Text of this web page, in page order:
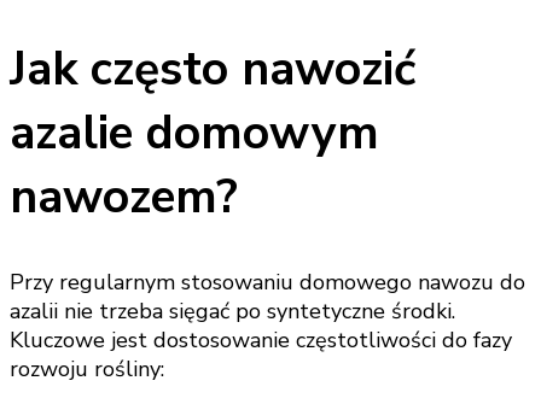
Jak często nawozić
azalie domowym
nawozem?
Przy regularnym stosowaniu domowego nawozu do
azalii nie trzeba sięgać po syntetyczne środki.
Kluczowe jest dostosowanie częstotliwości do fazy
rozwoju rośliny: